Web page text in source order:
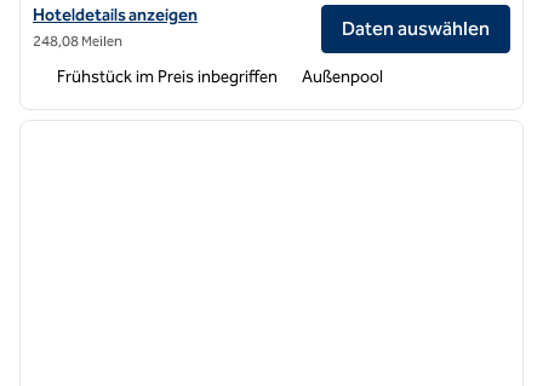
Hoteldetails für Home2 Suites by Hilton Ontario Airport anzeigen
Hoteldetails anzeigen
248,08 Meilen
Daten auswählen
Frühstück im Preis inbegriffen Außenpool
1 von 12